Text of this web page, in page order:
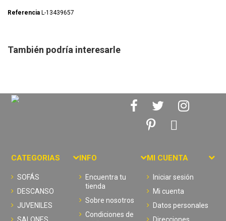
Referencia L-13439657
También podría interesarle
CATEGORIAS
SOFÁS
DESCANSO
JUVENILES
INFO
Encuentra tu
tienda
Sobre nosotros
Condiciones de
MI CUENTA
Iniciar sesión
Mi cuenta
Datos personales